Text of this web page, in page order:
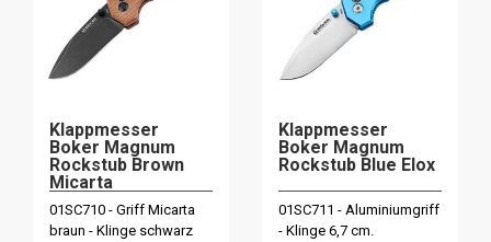
Klappmesser
Boker Magnum
Rockstub Brown
Micarta
01SC710 - Griff Micarta
braun - Klinge schwarz
Klappmesser
Boker Magnum
Rockstub Blue Elox
01SC711 - Aluminiumgriff
- Klinge 6,7 cm.